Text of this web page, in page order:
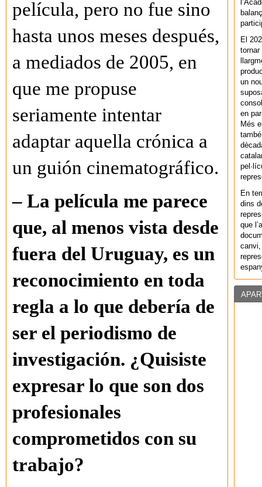
película, pero no fue sino
hasta unos meses después,
a mediados de 2005, en
que me propuse
seriamente intentar
adaptar aquella crónica a
un guión cinematográfico.
– La película me parece
que, al menos vista desde
fuera del Uruguay, es un
reconocimiento en toda
regla a lo que debería de
ser el periodismo de
investigación. ¿Quisiste
expresar lo que son dos
profesionales
comprometidos con su
trabajo?
El
un
en
Més
En
dins
que
canvi,